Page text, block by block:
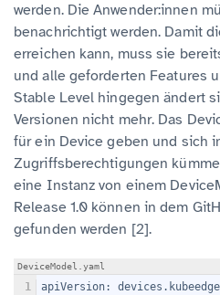
werden. Die Anwender:innen
benachrichtigt werden. Damit
erreichen kann, muss sie
und alle geforderten Features
Stable Level hingegen ändert
Versionen nicht mehr. Das
für ein Device geben und sich
Zugriffsberechtigungen
eine Instanz von einem
Release 1.0 können in dem
gefunden werden [2].
DeviceModel.yaml
1
apiVersion: